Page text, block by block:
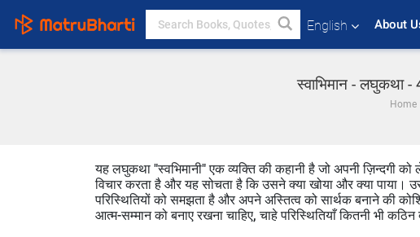
English About
स्वाभिमान - लघुकथा
Home
यह लघुकथा "स्वभिमानी" एक व्यक्ति की कहानी है जो अपनी
विचार करता है और यह सोचता है कि उसने क्या खोया और क्या
परिस्थितियों को समझता है और अपने अस्तित्व को सार्थक बनाने की
आत्म-सम्मान को बनाए रखना चाहिए, चाहे परिस्थितियाँ कितनी भी कठिन